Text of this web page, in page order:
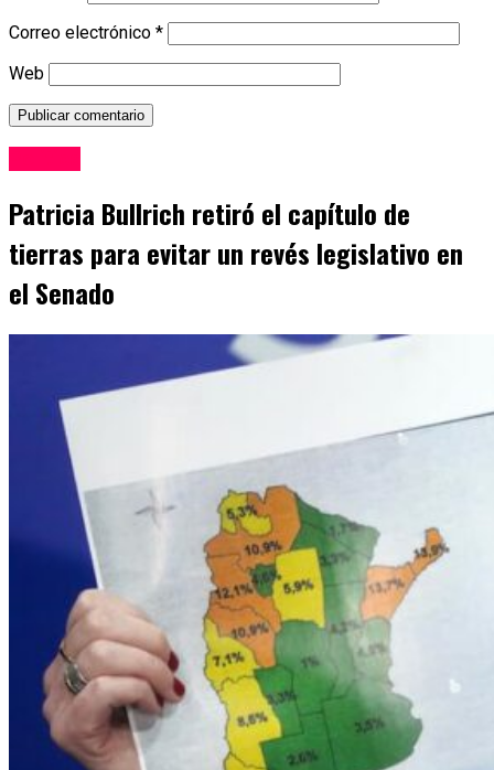
Correo electrónico *
Web
Patricia Bullrich retiró el capítulo de
tierras para evitar un revés legislativo en
el Senado